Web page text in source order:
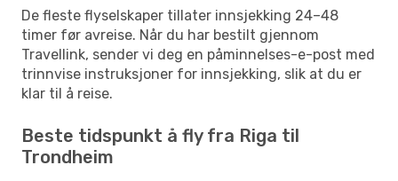
De fleste flyselskaper tillater innsjekking 24–48
timer før avreise. Når du har bestilt gjennom
Travellink, sender vi deg en påminnelses-e-post med
trinnvise instruksjoner for innsjekking, slik at du er
klar til å reise.
Beste tidspunkt å fly fra Riga til
Trondheim